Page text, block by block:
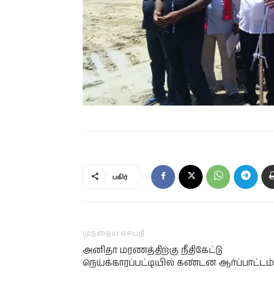
பகிர்
முந்தைய செய்தி
அனிதா மரணத்திற்கு நீதிகேட்டு
நெய்க்காரப்பட்டியில் கண்டன ஆர்ப்பாட்டம்